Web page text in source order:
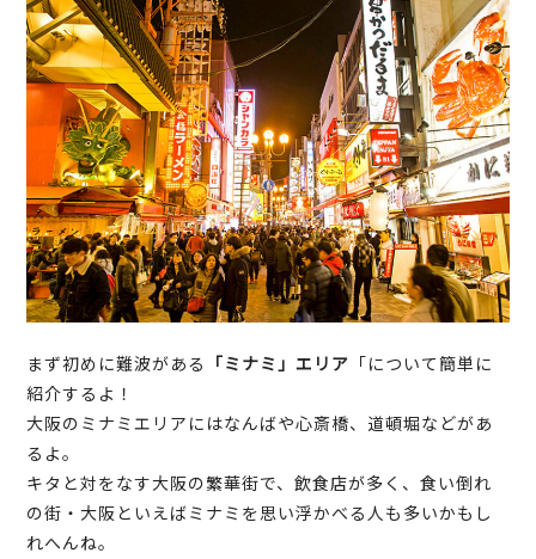
まず初めに難波がある 「ミナミ」エリア 「について簡単に
紹介するよ！
大阪のミナミエリアにはなんばや心斎橋、道頓堀などがあ
るよ。
キタと対をなす大阪の繁華街で、飲食店が多く、食い倒れ
の街・大阪といえばミナミを思い浮かべる人も多いかもし
れへんね。